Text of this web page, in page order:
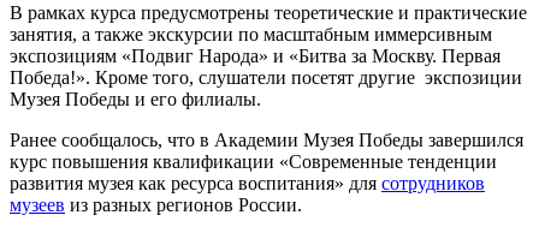
В рамках курса предусмотрены теоретические и практические
занятия, а также экскурсии по масштабным иммерсивным
экспозициям «Подвиг Народа» и «Битва за Москву. Первая
Победа!». Кроме того, слушатели посетят другие экспозиции
Музея Победы и его филиалы.
Ранее сообщалось, что в Академии Музея Победы завершился
курс повышения квалификации «Современные тенденции
развития музея как ресурса воспитания» для сотрудников
музеев из разных регионов России.